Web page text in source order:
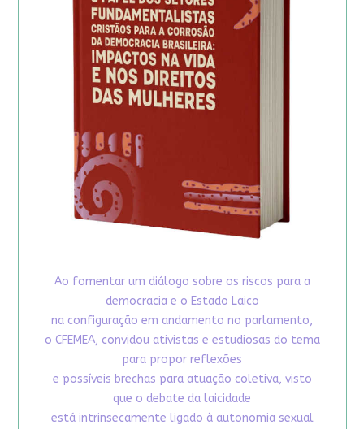
Ao fomentar um diálogo sobre os riscos para a
democracia e o Estado Laico
na configuração em andamento no parlamento,
o CFEMEA, convidou ativistas e estudiosas do tema
para propor reflexões
e possíveis brechas para atuação coletiva, visto
que o debate da laicidade
está intrinsecamente ligado à autonomia sexual